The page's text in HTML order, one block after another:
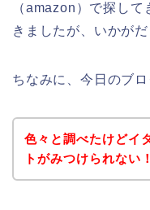
（amazon）で探し
きましたが、いかが
ちなみに、今日のブロ
色々と調べたけどイ
トがみつけられない